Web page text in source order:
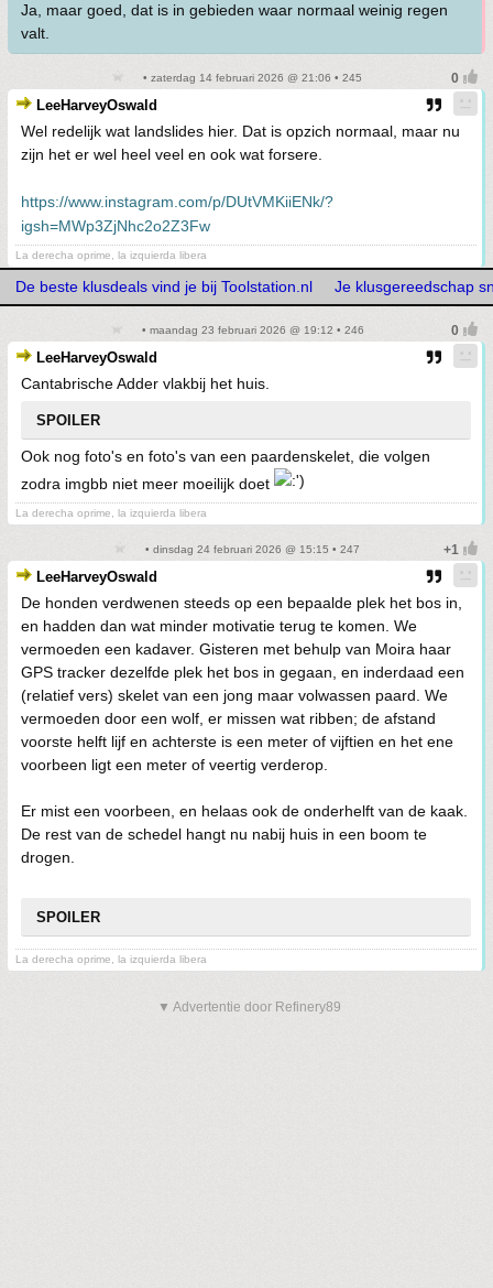
Ja, maar goed, dat is in gebieden waar normaal weinig regen
valt.
• zaterdag 14 februari 2026 @ 21:06 • 245
LeeHarveyOswald
Wel redelijk wat landslides hier. Dat is opzich normaal, maar nu
zijn het er wel heel veel en ook wat forsere.
https://www.instagram.com/p/DUtVMKiiENk/?
igsh=MWp3ZjNhc2o2Z3Fw
La derecha oprime, la izquierda libera
De beste klusdeals vind je bij Toolstation.nl Je klusgereedschap
• maandag 23 februari 2026 @ 19:12 • 246
LeeHarveyOswald
Cantabrische Adder vlakbij het huis.
SPOILER
Ook nog foto's en foto's van een paardenskelet, die volgen
zodra imgbb niet meer moeilijk doet
La derecha oprime, la izquierda libera
• dinsdag 24 februari 2026 @ 15:15 • 247
LeeHarveyOswald
De honden verdwenen steeds op een bepaalde plek het bos in,
en hadden dan wat minder motivatie terug te komen. We
vermoeden een kadaver. Gisteren met behulp van Moira haar
GPS tracker dezelfde plek het bos in gegaan, en inderdaad een
(relatief vers) skelet van een jong maar volwassen paard. We
vermoeden door een wolf, er missen wat ribben; de afstand
voorste helft lijf en achterste is een meter of vijftien en het ene
voorbeen ligt een meter of veertig verderop.
Er mist een voorbeen, en helaas ook de onderhelft van de kaak.
De rest van de schedel hangt nu nabij huis in een boom te
drogen.
SPOILER
La derecha oprime, la izquierda libera
▼ Advertentie door Refinery89